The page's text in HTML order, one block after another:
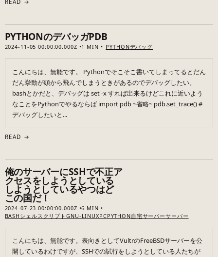
READ →
PYTHONのデバッガPDB
2024-11-05 00:00:00.000Z 1 MIN PYTHONデバッグ
こんにちは、無能です。 Pythonでそこそこ書いてしまってるとだん
だん挙動が頭から飛んでしまうときがあるのでデバッグしたい。
bashとかだと、デバッグは set -x すれば出来るけどこれに近いよう
なことをPythonでやるならば import pdb ~省略~ pdb.set_trace() #
デバッグしたいと...
READ →
俺のサーバーにSSHで不正ア
クセスをしようとしている
しようとしているやつはど
この国だ！
2024-07-23 00:00:00.000Z
6 MIN
BASH シェルスクリプトGNU-LINUXPCPYTHON自宅サーバーサーバー
こんにちは、無能です。表向きとしてVultrのFreeBSDサーバーを公
開しているわけですが、SSHでの試行をしようとしている人たちが